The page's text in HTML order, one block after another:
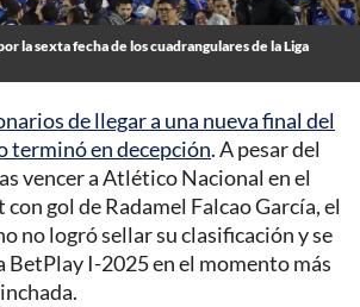
la sexta fecha de los cuadrangulares de la Liga
de llegar a una nueva final del
terminó en decepción. A pesar del
vencer a Atlético Nacional en el
gol de Radamel Falcao García, el
no logró sellar su clasificación y se
BetPlay I-2025 en el momento más